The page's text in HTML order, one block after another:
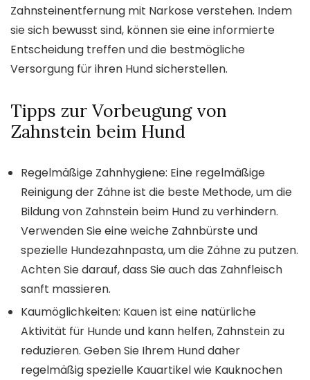
Zahnsteinentfernung mit Narkose verstehen. Indem
sie sich bewusst sind, können sie eine informierte
Entscheidung treffen und die bestmögliche
Versorgung für ihren Hund sicherstellen.
Tipps zur Vorbeugung von
Zahnstein beim Hund
Regelmäßige Zahnhygiene: Eine regelmäßige
Reinigung der Zähne ist die beste Methode, um die
Bildung von Zahnstein beim Hund zu verhindern.
Verwenden Sie eine weiche Zahnbürste und
spezielle Hundezahnpasta, um die Zähne zu putzen.
Achten Sie darauf, dass Sie auch das Zahnfleisch
sanft massieren.
Kaumöglichkeiten: Kauen ist eine natürliche
Aktivität für Hunde und kann helfen, Zahnstein zu
reduzieren. Geben Sie Ihrem Hund daher
regelmäßig spezielle Kauartikel wie Kauknochen